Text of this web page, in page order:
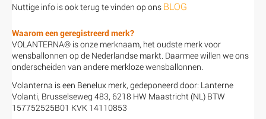
Nuttige info is ook terug te vinden op ons BLOG
Waarom een geregistreerd merk?
VOLANTERNA® is onze merknaam, het oudste merk voor
wensballonnen op de Nederlandse markt. Daarmee willen we ons
onderscheiden van andere merkloze wensballonnen.
Volanterna is een Benelux merk, gedeponeerd door: Lanterne
Volanti, Brusselseweg 483, 6218 HW Maastricht (NL) BTW
157752525B01 KVK 14110853